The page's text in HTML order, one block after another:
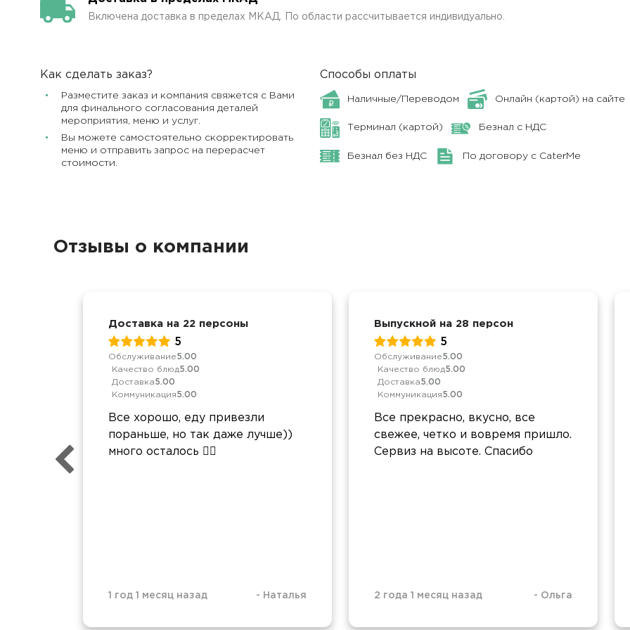
Включена доставка в пределах МКАД. По области рассчитывается индивидуально.
Как сделать заказ?
Разместите заказ и компания свяжется с Вами
для финального согласования деталей
мероприятия, меню и услуг.
Вы можете самостоятельно скорректировать
меню и отправить запрос на перерасчет
стоимости.
Способы оплаты
Наличные/Переводом Онлайн (картой) на сайте
Терминал (картой) Безнал с НДС
Безнал без НДС По договору с CaterMe
Отзывы о компании
Доставка на 22 персоны
5
Обслуживание5.00
Качество блюд5.00
Доставка5.00
Коммуникация5.00
Все хорошо, еду привезли
пораньше, но так даже лучше))
много осталось 🤷‍♀️
1 год 1 месяц назад - Наталья
Выпускной на 28 персон
5
Обслуживание5.00
Качество блюд5.00
Доставка5.00
Коммуникация5.00
Все прекрасно, вкусно, все
свежее, четко и вовремя пришло.
Сервиз на высоте. Спасибо
2 года 1 месяц назад - Ольга